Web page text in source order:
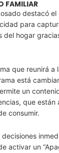
FAMILIAR
destacó
para
del hogar
que reunirá a
está
un
que están
consumir.
activar un